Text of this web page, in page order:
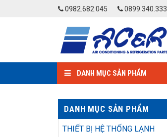
0982.682.045 0899.340.333
DANH MỤC SẢN PHẨM
DANH MỤC SẢN PHẨM
THIẾT BỊ HỆ THỐNG LẠNH